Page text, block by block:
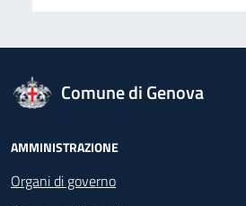
logo Unione Europea
Comune di Genova
Footer - Navigazione
AMMINISTRAZIONE
Organi di governo